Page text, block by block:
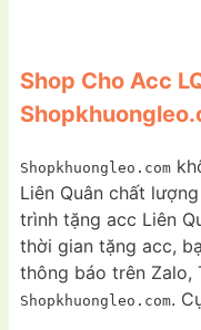
Shop Cho Acc
Shopkhuongleo.com
Liên Quân chất
trình tặng acc Liên
thời gian tặng acc,
thông báo trên Zalo,
Shopkhuongleo.com.